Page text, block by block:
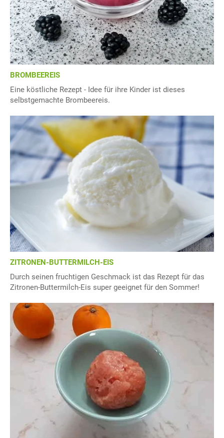
BROMBEEREIS
Eine köstliche Rezept - Idee für ihre Kinder ist dieses
selbstgemachte Brombeereis.
ZITRONEN-BUTTERMILCH-EIS
Durch seinen fruchtigen Geschmack ist das Rezept für das
Zitronen-Buttermilch-Eis super geeignet für den Sommer!